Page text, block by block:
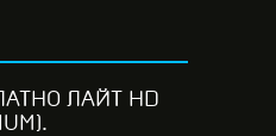
ЛАЙТ HD